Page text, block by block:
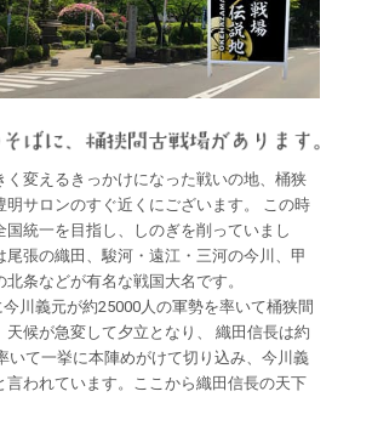
く変えるきっかけになった戦いの地、桶狭
明サロンのすぐ近くにございます。 この時
国統一を目指し、しのぎを削っていまし
尾張の織田、駿河・遠江・三河の今川、甲
条などが有名な戦国大名です。
川義元が約25000人の軍勢を率いて桶狭間
天候が急変して夕立となり、 織田信長は約
いて一挙に本陣めがけて切り込み、今川義
言われています。ここから織田信長の天下